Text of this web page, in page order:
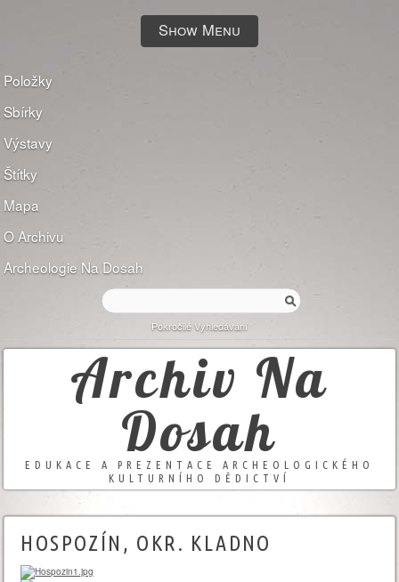
Show Menu
Položky
Sbírky
Výstavy
Štítky
Mapa
O Archivu
Archeologie Na Dosah
Pokročilé Vyhledávání
Archiv Na
Dosah
EDUKACE A PREZENTACE ARCHEOLOGICKÉHO
KULTURNÍHO DĚDICTVÍ
HOSPOZÍN, OKR. KLADNO